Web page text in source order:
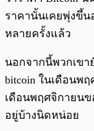
ราคานั้นเคยพุ่งขึ้
หลายครั้งแล้ว
นอกจากนี้พวกเขา
bitcoin ในเดือนพ
เดือนพฤศจิกายน
อยู่บ้างนิดหน่อย